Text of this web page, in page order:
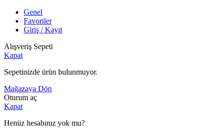
Genel
Favoriler
Giriş / Kayıt
Alışveriş Sepeti
Kapat
Sepetinizde ürün bulunmuyor.
Mağazaya Dön
Oturum aç
Kapat
Henüz hesabınız yok mu?